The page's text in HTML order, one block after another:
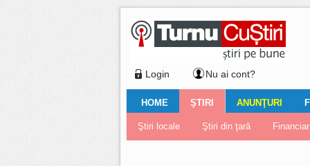
Login Nu ai cont?
HOME
Ştiri locale Turnaţi aici!
ŞTIRI
Ştiri locale Ştiri din ţară Financiar
ANUNŢURI
Imobiliare Auto Închirieri
Galerii Foto Galerii video
Comentariul zilei